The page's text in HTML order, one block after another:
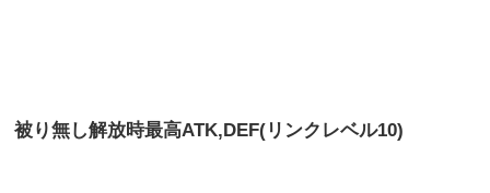
被り無し解放時最高ATK,DEF(リンクレベル10)